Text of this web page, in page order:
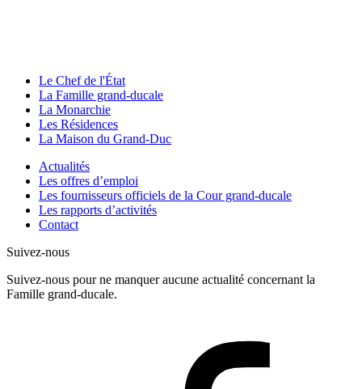
Le Chef de l'État
La Famille grand-ducale
La Monarchie
Les Résidences
La Maison du Grand-Duc
Actualités
Les offres d’emploi
Les fournisseurs officiels de la Cour grand-ducale
Les rapports d’activités
Contact
Suivez-nous
Suivez-nous pour ne manquer aucune actualité concernant la
Famille grand-ducale.